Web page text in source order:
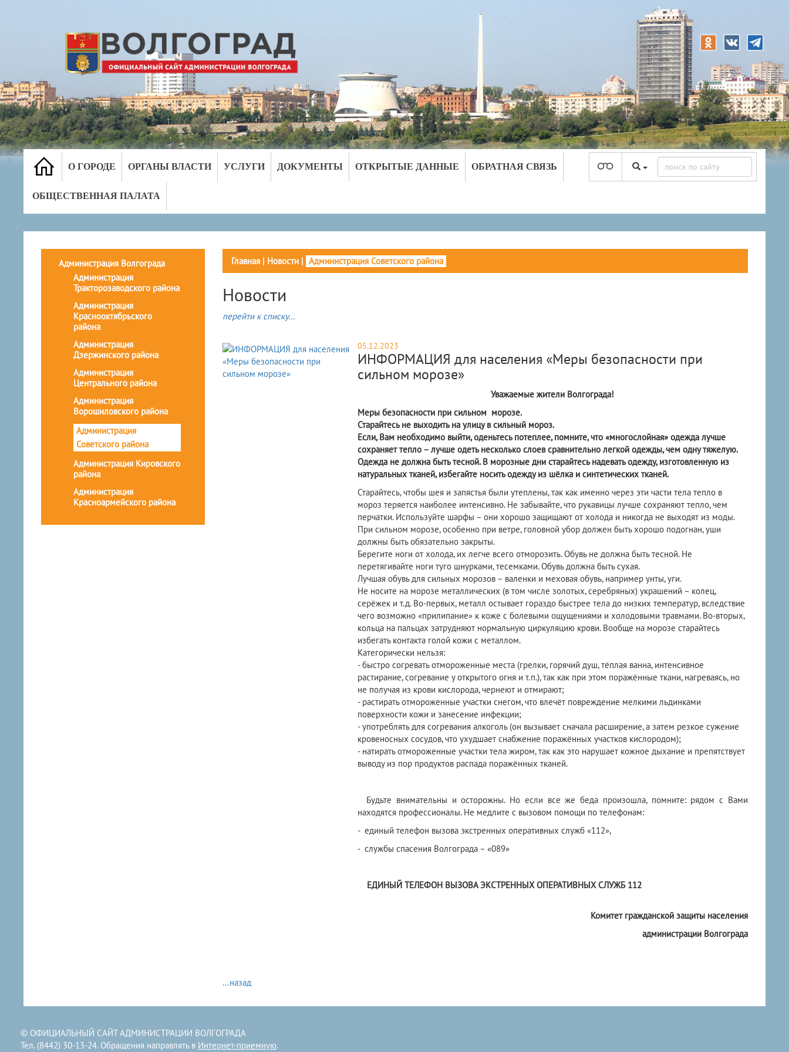
О ГОРОДЕ ОРГАНЫ ВЛАСТИ УСЛУГИ ДОКУМЕНТЫ ОТКРЫТЫЕ ДАННЫЕ ОБРАТНАЯ СВЯЗЬ
ОБЩЕСТВЕННАЯ ПАЛАТА
Администрация Волгограда
Администрация
Тракторозаводского района
Администрация
Краснооктябрьского
района
Администрация
Дзержинского района
Администрация
Центрального района
Администрация
Ворошиловского района
Администрация
Советского района
Администрация Кировского
района
Администрация
Красноармейского района
Главная| Новости| Администрация Советского района
Новости
перейти к списку...
05.12.2023
ИНФОРМАЦИЯ для населения «Меры безопасности при
сильном морозе»
Уважаемые жители Волгограда!
Меры безопасности при сильном морозе.
Старайтесь не выходить на улицу в сильный мороз.
Если, Вам необходимо выйти, оденьтесь потеплее, помните, что «многослойная» одежда лучше
сохраняет тепло – лучше одеть несколько слоев сравнительно легкой одежды, чем одну тяжелую.
Одежда не должна быть тесной. В морозные дни старайтесь надевать одежду, изготовленную из
натуральных тканей, избегайте носить одежду из шёлка и синтетических тканей.
Старайтесь, чтобы шея и запястья были утеплены, так как именно через эти части тела тепло в
мороз теряется наиболее интенсивно. Не забывайте, что рукавицы лучше сохраняют тепло, чем
перчатки. Используйте шарфы – они хорошо защищают от холода и никогда не выходят из моды.
При сильном морозе, особенно при ветре, головной убор должен быть хорошо подогнан, уши
должны быть обязательно закрыты.
Берегите ноги от холода, их легче всего отморозить. Обувь не должна быть тесной. Не
перетягивайте ноги туго шнурками, тесемками. Обувь должна быть сухая.
Лучшая обувь для сильных морозов – валенки и меховая обувь, например унты, уги.
Не носите на морозе металлических (в том числе золотых, серебряных) украшений – колец,
серёжек и т.д. Во-первых, металл остывает гораздо быстрее тела до низких температур, вследствие
чего возможно «прилипание» к коже с болевыми ощущениями и холодовыми травмами. Во-вторых,
кольца на пальцах затрудняют нормальную циркуляцию крови. Вообще на морозе старайтесь
избегать контакта голой кожи с металлом.
Категорически нельзя:
- быстро согревать отмороженные места (грелки, горячий душ, тёплая ванна, интенсивное
растирание, согревание у открытого огня и т.п.), так как при этом поражённые ткани, нагреваясь, но
не получая из крови кислорода, чернеют и отмирают;
- растирать отмороженные участки снегом, что влечёт повреждение мелкими льдинками
поверхности кожи и занесение инфекции;
- употреблять для согревания алкоголь (он вызывает сначала расширение, а затем резкое сужение
кровеносных сосудов, что ухудшает снабжение поражённых участков кислородом);
- натирать отмороженные участки тела жиром, так как это нарушает кожное дыхание и препятствует
выводу из пор продуктов распада поражённых тканей.
Будьте внимательны и осторожны. Но если все же беда произошла, помните: рядом с Вами
находятся профессионалы. Не медлите с вызовом помощи по телефонам:
- единый телефон вызова экстренных оперативных служб «112»,
- службы спасения Волгограда – «089»
ЕДИНЫЙ ТЕЛЕФОН ВЫЗОВА ЭКСТРЕННЫХ ОПЕРАТИВНЫХ СЛУЖБ 112
Комитет гражданской защиты населения
администрации Волгограда
...назад
© ОФИЦИАЛЬНЫЙ САЙТ АДМИНИСТРАЦИИ ВОЛГОГРАДА
Тел. (8442) 30-13-24. Обращения направлять в Интернет-приемную.